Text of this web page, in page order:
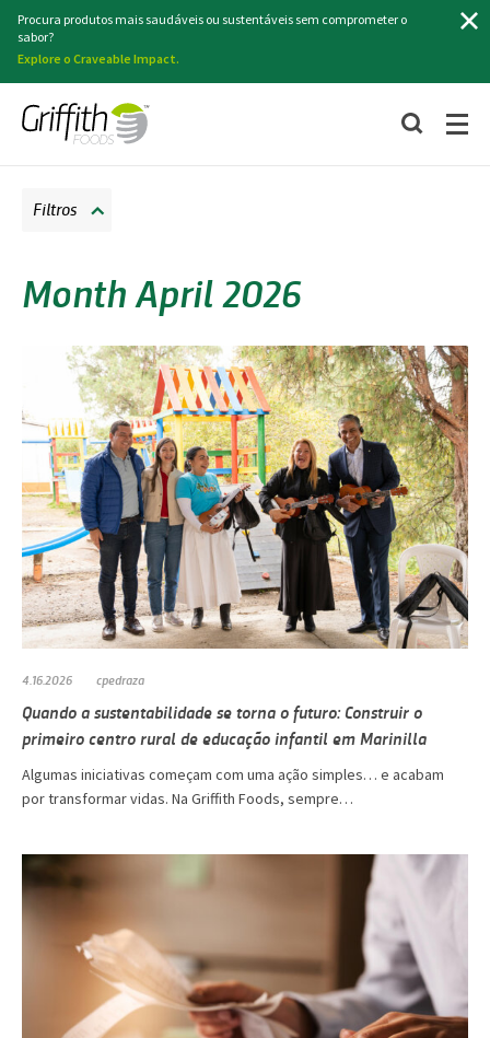
Procura produtos mais saudáveis ou sustentáveis sem comprometer o
sabor?
Explore o Craveable Impact.
Month April 2026
Filtros
4.16.2026 cpedraza
Quando a sustentabilidade se torna o futuro: Construir o
primeiro centro rural de educação infantil em Marinilla
Algumas iniciativas começam com uma ação simples… e acabam
por transformar vidas. Na Griffith Foods, sempre…